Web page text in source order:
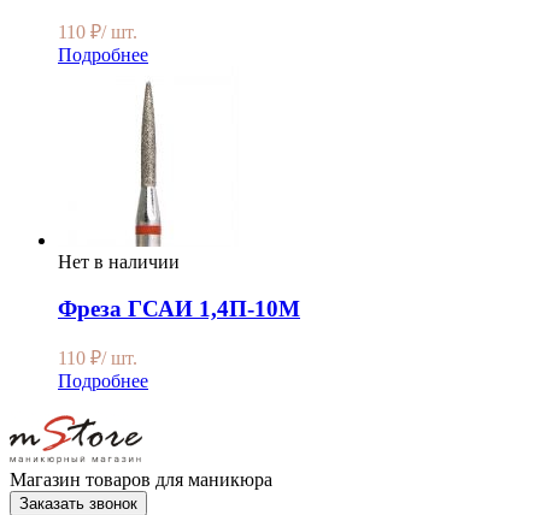
110 ₽/ шт.
Подробнее
Нет в наличии
Фреза ГСАИ 1,4П-10М
110 ₽/ шт.
Подробнее
Магазин товаров для маникюра
Заказать звонок